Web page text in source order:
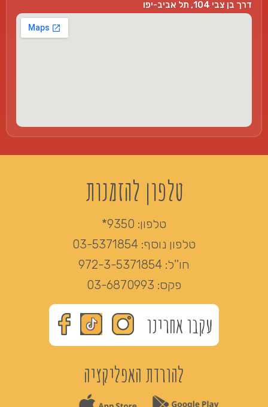
דרך בן צבי 104, תל אביב-יפו
טלפון להזמנות
טלפון: 9350*
טלפון נוסף: 03-5371854
חו''ל: 972-3-5371854
פקס: 03-6870993
עקבו אחרינו
להורדת האפליקציה